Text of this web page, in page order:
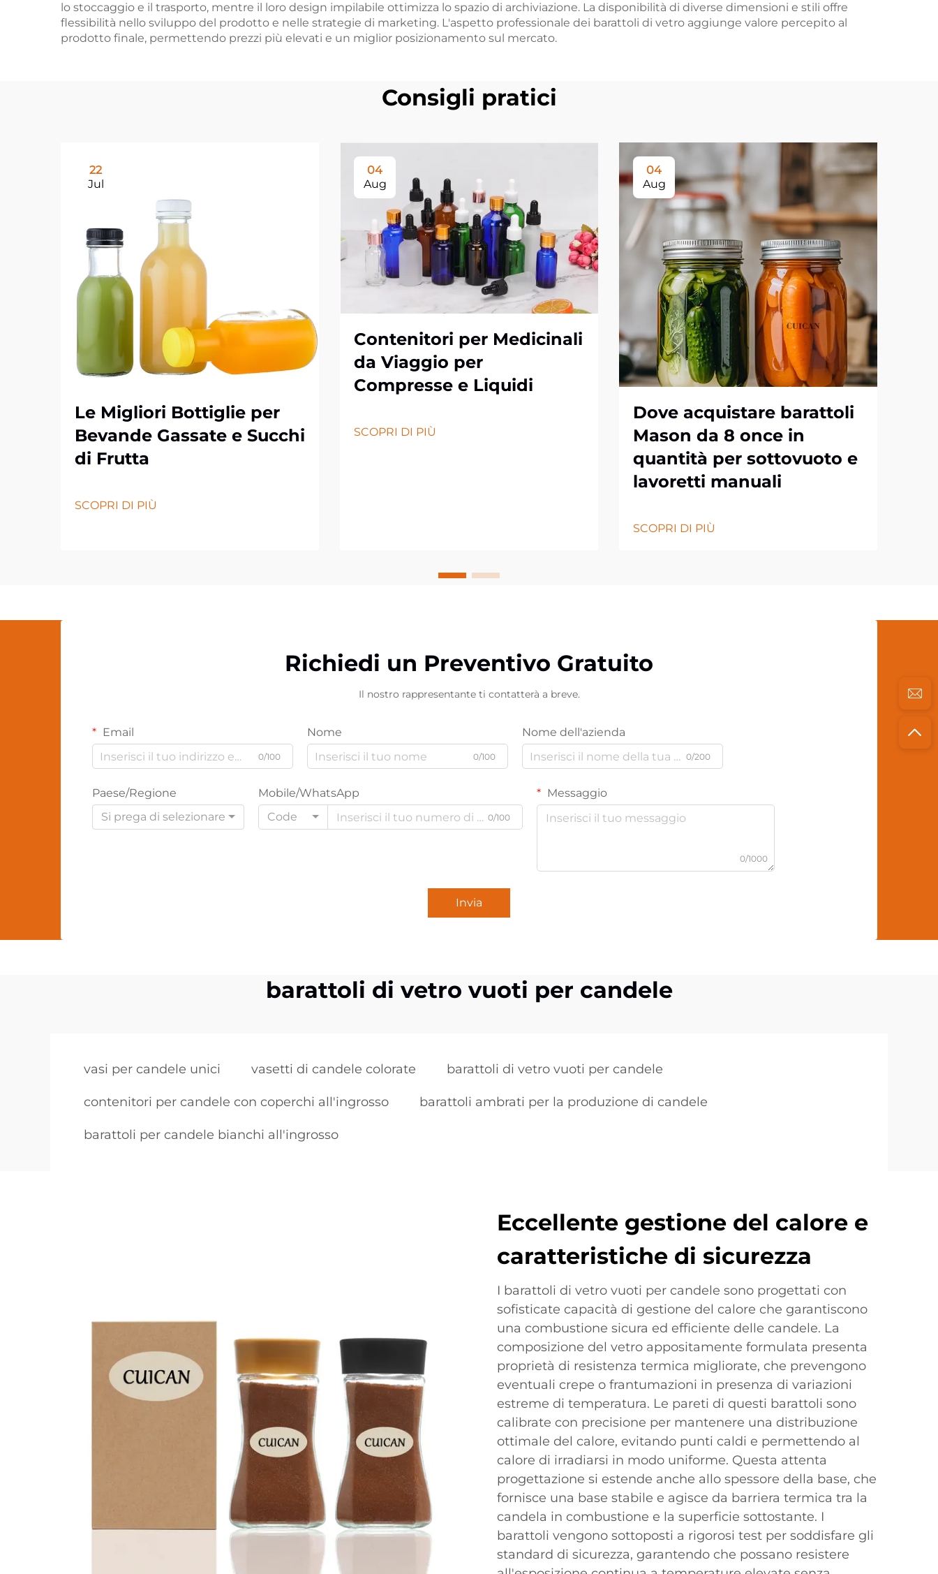
lo stoccaggio e il trasporto, mentre il loro design impilabile ottimizza lo spazio di archiviazione. La disponibilità di diverse dimensioni e stili offre
flessibilità nello sviluppo del prodotto e nelle strategie di marketing. L'aspetto professionale dei barattoli di vetro aggiunge valore percepito al
prodotto finale, permettendo prezzi più elevati e un miglior posizionamento sul mercato.
Consigli pratici
22
Jul
Le Migliori Bottiglie per
Bevande Gassate e Succhi
di Frutta
SCOPRI DI PIÙ
04
Aug
Contenitori per Medicinali
da Viaggio per
Compresse e Liquidi
SCOPRI DI PIÙ
04
Aug
Dove acquistare barattoli
Mason da 8 once in
quantità per sottovuoto e
lavoretti manuali
SCOPRI DI PIÙ
Richiedi un Preventivo Gratuito
Il nostro rappresentante ti contatterà a breve.
Email
0/100
Nome
0/100
Nome dell'azienda
0/200
Paese/Regione
Si prega di selezionare
Mobile/WhatsApp
Code
0/100
Messaggio
0/1000
Invia
barattoli di vetro vuoti per candele
vasi per candele unici vasetti di candele colorate barattoli di vetro vuoti per candele
contenitori per candele con coperchi all'ingrosso barattoli ambrati per la produzione di candele
barattoli per candele bianchi all'ingrosso
Eccellente gestione del calore e
caratteristiche di sicurezza
I barattoli di vetro vuoti per candele sono progettati con
sofisticate capacità di gestione del calore che garantiscono
una combustione sicura ed efficiente delle candele. La
composizione del vetro appositamente formulata presenta
proprietà di resistenza termica migliorate, che prevengono
eventuali crepe o frantumazioni in presenza di variazioni
estreme di temperatura. Le pareti di questi barattoli sono
calibrate con precisione per mantenere una distribuzione
ottimale del calore, evitando punti caldi e permettendo al
calore di irradiarsi in modo uniforme. Questa attenta
progettazione si estende anche allo spessore della base, che
fornisce una base stabile e agisce da barriera termica tra la
candela in combustione e la superficie sottostante. I
barattoli vengono sottoposti a rigorosi test per soddisfare gli
standard di sicurezza, garantendo che possano resistere